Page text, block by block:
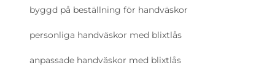
byggd på beställning för handväskor
personliga handväskor med blixtlås
anpassade handväskor med blixtlås